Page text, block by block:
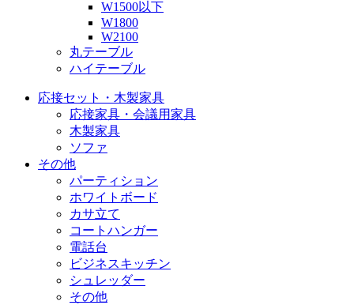
W1500以下
W1800
W2100
丸テーブル
ハイテーブル
応接セット・木製家具
応接家具・会議用家具
木製家具
ソファ
その他
パーティション
ホワイトボード
カサ立て
コートハンガー
電話台
ビジネスキッチン
シュレッダー
その他